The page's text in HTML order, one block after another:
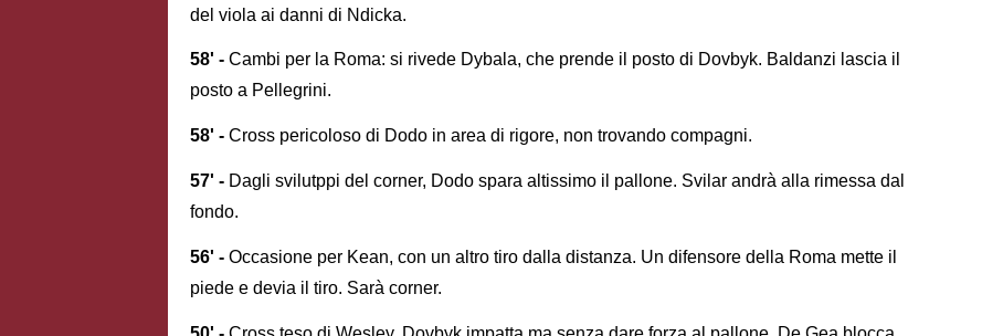
del viola ai danni di Ndicka.
58' - Cambi per la Roma: si rivede Dybala, che prende il posto di Dovbyk. Baldanzi lascia il
posto a Pellegrini.
58' - Cross pericoloso di Dodo in area di rigore, non trovando compagni.
57' - Dagli svilutppi del corner, Dodo spara altissimo il pallone. Svilar andrà alla rimessa dal
fondo.
56' - Occasione per Kean, con un altro tiro dalla distanza. Un difensore della Roma mette il
piede e devia il tiro. Sarà corner.